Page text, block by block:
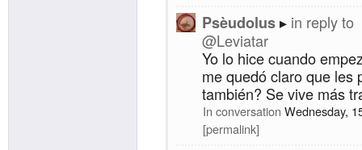
Psèudolus
in reply to
@Leviatar
Yo lo hice cuando
me quedó claro que les
también? Se vive más
In conversation Wednesday,
permalink